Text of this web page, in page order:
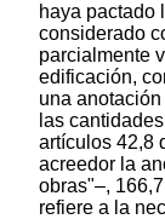
haya pactado
considerado
parcialmente
edificación,
una
las
artículos 42,8
acreedor la
obras"–,
refiere a la